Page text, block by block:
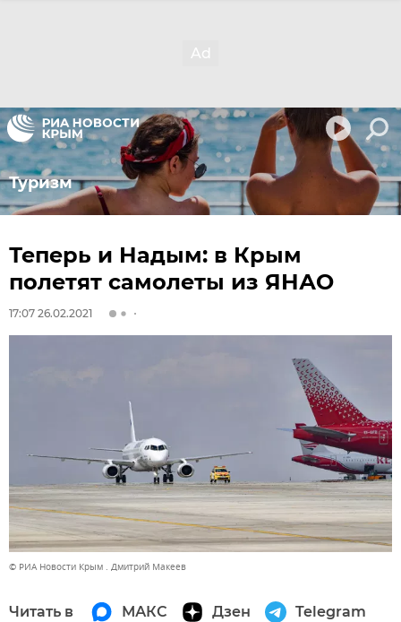
Туризм
Теперь и Надым: в Крым
полетят самолеты из ЯНАО
17:07 26.02.2021
© РИА Новости Крым . Дмитрий Макеев
Читать в МАКС Дзен Telegram